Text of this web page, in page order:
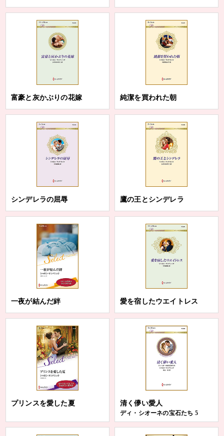
富豪と灰かぶりの花嫁 純潔を買われた朝
シンデレラの屈辱 鷹の王とシンデレラ
一夜が結んだ絆 愛を宿したウエイトレス
プリンスを愛した夏 清く儚い愛人
ディ・シオーネの宝石たち 5